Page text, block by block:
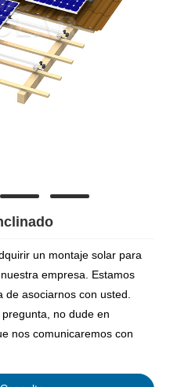
un montaje solar para
empresa. Estamos
de asociarnos con usted.
no dude en
nos comunicaremos con